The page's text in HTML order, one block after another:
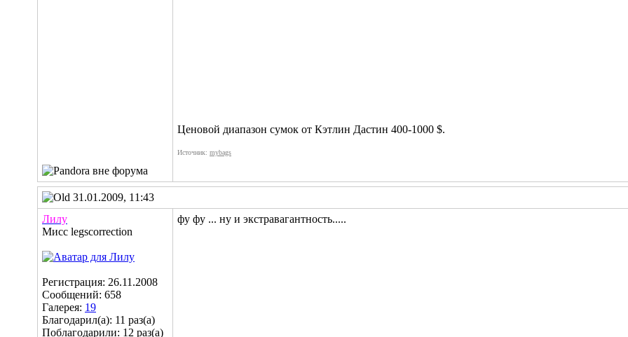
Ценовой диапазон сумок от Кэтлин Дастин 400-1000 $.
Источник: mybags
31.01.2009, 11:43
Лилу
Мисс legscorrection
Регистрация: 26.11.2008
Сообщений: 658
Галерея: 19
Благодарил(а): 11 раз(а)
Поблагодарили: 12 раз(а)
фу фу ... ну и экстравагантность.....